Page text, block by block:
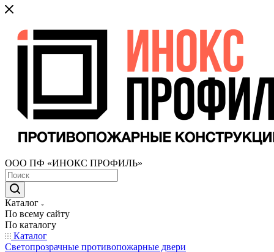
ООО ПФ «ИНОКС ПРОФИЛЬ»
Каталог
По всему сайту
По каталогу
Каталог
Светопрозрачные противопожарные двери